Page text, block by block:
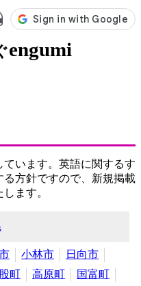
engumi
います。英語に関するす
方針ですので、新規掲載
ます。
小林市
日向市
町 高原町
国富町